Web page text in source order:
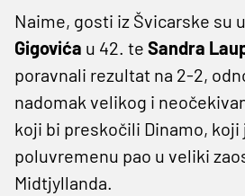
Naime, gosti iz Švicarske su
Gigovića u 42. te Sandra
poravnali rezultat na 2-2,
nadomak velikog i
koji bi preskočili Dinamo, koji
poluvremenu pao u veliki
Midtjyllanda.